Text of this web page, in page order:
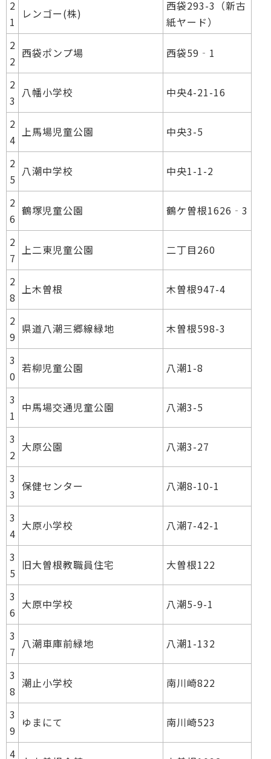
2
1
レンゴー(株)
西袋293-3（新古
紙ヤード）
2
2
西袋ポンプ場 西袋59‐1
2
3
八幡小学校 中央4-21-16
2
4
上馬場児童公園 中央3-5
2
5
八潮中学校 中央1-1-2
2
6
鶴塚児童公園 鶴ケ曽根1626‐3
2
7
上二東児童公園 二丁目260
2
8
上木曽根 木曽根947-4
2
9
県道八潮三郷線緑地 木曽根598-3
3
0
若柳児童公園 八潮1-8
3
1
中馬場交通児童公園 八潮3-5
3
2
大原公園 八潮3-27
3
3
保健センター 八潮8-10-1
3
4
大原小学校 八潮7-42-1
3
5
旧大曽根教職員住宅 大曽根122
3
6
大原中学校 八潮5-9-1
3
7
八潮車庫前緑地 八潮1-132
3
8
潮止小学校 南川崎822
3
9
ゆまにて 南川崎523
4